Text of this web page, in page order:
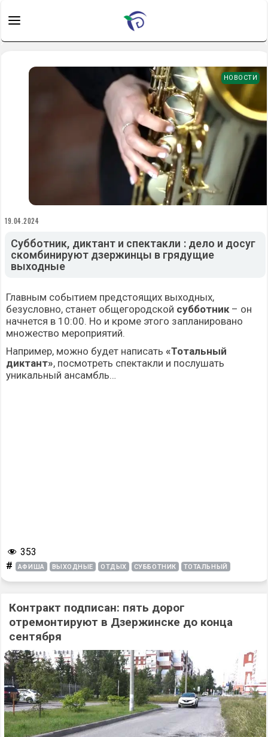
НОВОСТИ
19.04.2024
Субботник, диктант и спектакли : дело и досуг
скомбинируют дзержинцы в грядущие
выходные
Главным событием предстоящих выходных,
безусловно, станет общегородской субботник – он
начнется в 10:00. Но и кроме этого запланировано
множество мероприятий.
Например, можно будет написать «Тотальный
диктант», посмотреть спектакли и послушать
уникальный ансамбль…
353
# АФИША ВЫХОДНЫЕ ОТДЫХ СУББОТНИК ТОТАЛЬНЫЙ
Контракт подписан: пять дорог
отремонтируют в Дзержинске до конца
сентября